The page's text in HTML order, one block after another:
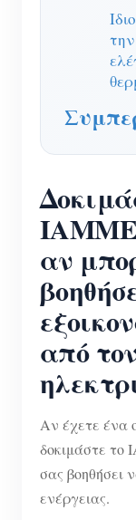
αν
από
Αν έχετε ένα
δοκιμάστε το
σας βοηθήσει
ενέργειας.